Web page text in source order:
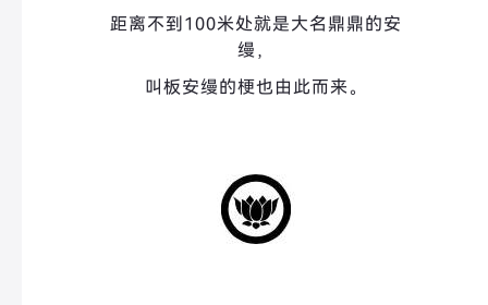
距离不到100米处就是大名鼎鼎的安
缦，
叫板安缦的梗也由此而来。